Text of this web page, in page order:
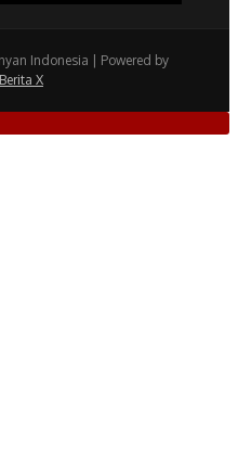
Indonesia | Powered by
X